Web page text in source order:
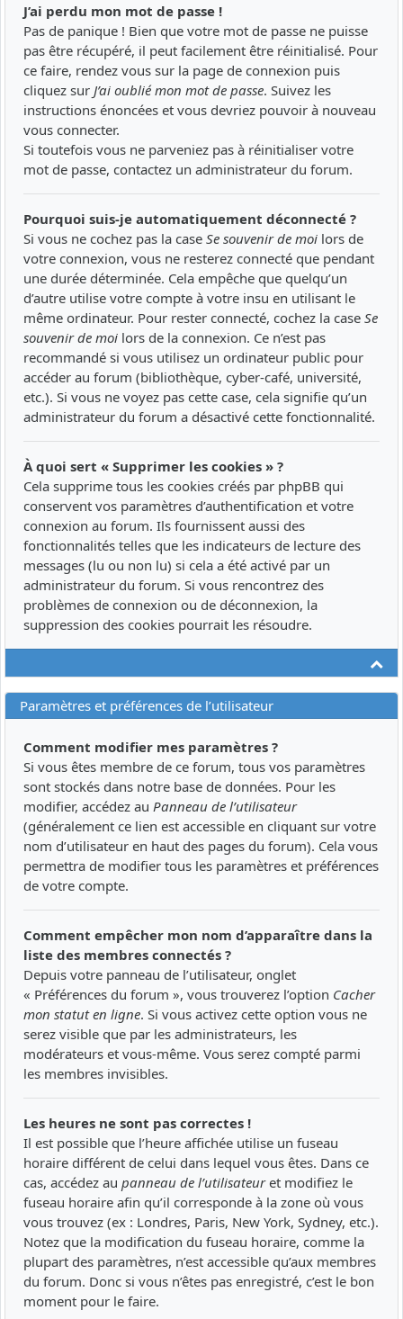
J’ai perdu mon mot de passe !
Pas de panique ! Bien que votre mot de passe ne puisse
pas être récupéré, il peut facilement être réinitialisé. Pour
ce faire, rendez vous sur la page de connexion puis
cliquez sur J’ai oublié mon mot de passe. Suivez les
instructions énoncées et vous devriez pouvoir à nouveau
vous connecter.
Si toutefois vous ne parveniez pas à réinitialiser votre
mot de passe, contactez un administrateur du forum.
Pourquoi suis-je automatiquement déconnecté ?
Si vous ne cochez pas la case Se souvenir de moi lors de
votre connexion, vous ne resterez connecté que pendant
une durée déterminée. Cela empêche que quelqu’un
d’autre utilise votre compte à votre insu en utilisant le
même ordinateur. Pour rester connecté, cochez la case Se
souvenir de moi lors de la connexion. Ce n’est pas
recommandé si vous utilisez un ordinateur public pour
accéder au forum (bibliothèque, cyber-café, université,
etc.). Si vous ne voyez pas cette case, cela signifie qu’un
administrateur du forum a désactivé cette fonctionnalité.
À quoi sert « Supprimer les cookies » ?
Cela supprime tous les cookies créés par phpBB qui
conservent vos paramètres d’authentification et votre
connexion au forum. Ils fournissent aussi des
fonctionnalités telles que les indicateurs de lecture des
messages (lu ou non lu) si cela a été activé par un
administrateur du forum. Si vous rencontrez des
problèmes de connexion ou de déconnexion, la
suppression des cookies pourrait les résoudre.
Paramètres et préférences de l’utilisateur
Comment modifier mes paramètres ?
Si vous êtes membre de ce forum, tous vos paramètres
sont stockés dans notre base de données. Pour les
modifier, accédez au Panneau de l’utilisateur
(généralement ce lien est accessible en cliquant sur votre
nom d’utilisateur en haut des pages du forum). Cela vous
permettra de modifier tous les paramètres et préférences
de votre compte.
Comment empêcher mon nom d’apparaître dans la
liste des membres connectés ?
Depuis votre panneau de l’utilisateur, onglet
« Préférences du forum », vous trouverez l’option Cacher
mon statut en ligne. Si vous activez cette option vous ne
serez visible que par les administrateurs, les
modérateurs et vous-même. Vous serez compté parmi
les membres invisibles.
Les heures ne sont pas correctes !
Il est possible que l’heure affichée utilise un fuseau
horaire différent de celui dans lequel vous êtes. Dans ce
cas, accédez au panneau de l’utilisateuret modifiez le
fuseau horaire afin qu’il corresponde à la zone où vous
vous trouvez (ex : Londres, Paris, New York, Sydney, etc.).
Notez que la modification du fuseau horaire, comme la
plupart des paramètres, n’est accessible qu’aux membres
du forum. Donc si vous n’êtes pas enregistré, c’est le bon
moment pour le faire.